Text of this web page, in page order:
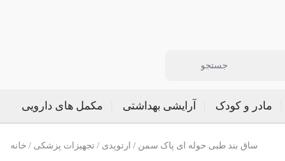
مکمل های دارویی آرایشی بهداشتی مادر و کودک
خانه / تجهیزات پزشکی / ارتوپدی / ساق بند طبی حوله ای پاک سمن